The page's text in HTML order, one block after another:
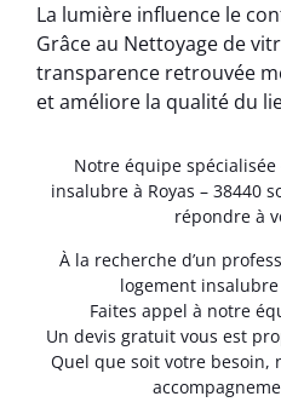
La lumière influence le
Grâce au Nettoyage de
transparence retrouvée
et améliore la qualité du
Notre équipe
insalubre à Royas – 38440
répondre à
À la recherche d’un
logement insalubre
Faites appel à notre
Un devis gratuit vous est
Quel que soit votre besoin,